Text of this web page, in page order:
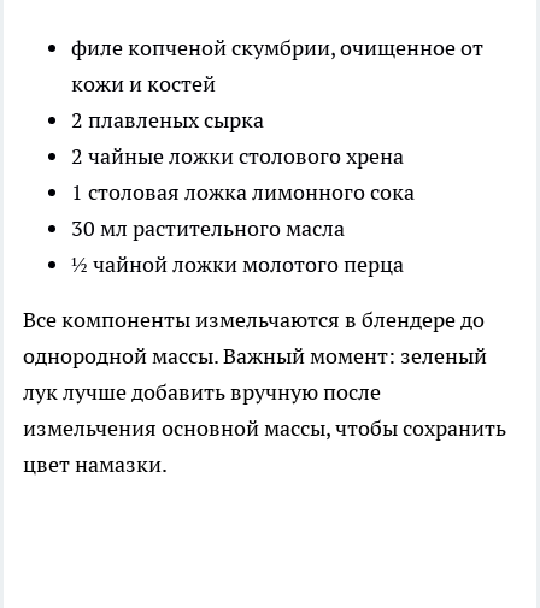
филе копченой скумбрии, очищенное от
кожи и костей
2 плавленых сырка
2 чайные ложки столового хрена
1 столовая ложка лимонного сока
30 мл растительного масла
½ чайной ложки молотого перца
Все компоненты измельчаются в блендере до
однородной массы. Важный момент: зеленый
лук лучше добавить вручную после
измельчения основной массы, чтобы сохранить
цвет намазки.